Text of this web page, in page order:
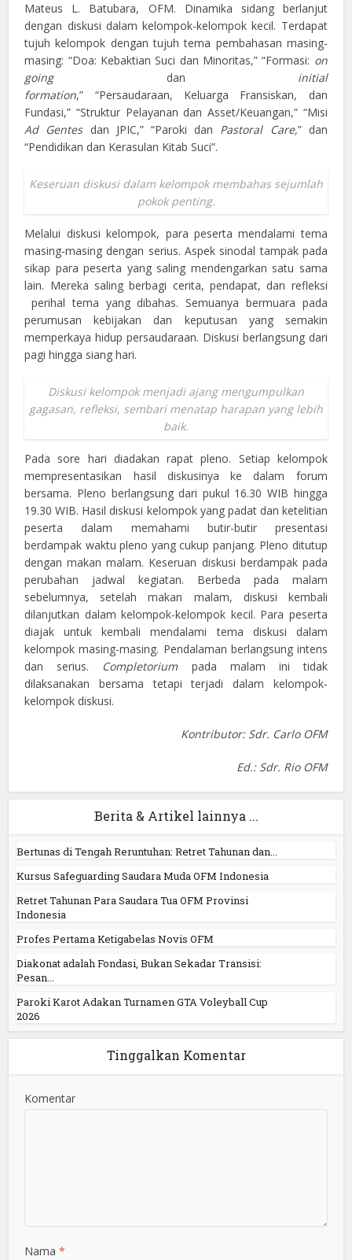
Mateus L. Batubara, OFM. Dinamika sidang berlanjut
dengan diskusi dalam kelompok-kelompok kecil. Terdapat
tujuh kelompok dengan tujuh tema pembahasan masing-
masing: “Doa: Kebaktian Suci dan Minoritas,” “Formasi: on
going dan initial
formation,” “Persaudaraan, Keluarga Fransiskan, dan
Fundasi,” “Struktur Pelayanan dan Asset/Keuangan,” “Misi
Ad Gentes dan JPIC,” “Paroki dan Pastoral Care,” dan
“Pendidikan dan Kerasulan Kitab Suci”.
Keseruan diskusi dalam kelompok membahas sejumlah
pokok penting.
Melalui diskusi kelompok, para peserta mendalami tema
masing-masing dengan serius. Aspek sinodal tampak pada
sikap para peserta yang saling mendengarkan satu sama
lain. Mereka saling berbagi cerita, pendapat, dan refleksi
perihal tema yang dibahas. Semuanya bermuara pada
perumusan kebijakan dan keputusan yang semakin
memperkaya hidup persaudaraan. Diskusi berlangsung dari
pagi hingga siang hari.
Diskusi kelompok menjadi ajang mengumpulkan
gagasan, refleksi, sembari menatap harapan yang lebih
baik.
Pada sore hari diadakan rapat pleno. Setiap kelompok
mempresentasikan hasil diskusinya ke dalam forum
bersama. Pleno berlangsung dari pukul 16.30 WIB hingga
19.30 WIB. Hasil diskusi kelompok yang padat dan ketelitian
peserta dalam memahami butir-butir presentasi
berdampak waktu pleno yang cukup panjang. Pleno ditutup
dengan makan malam. Keseruan diskusi berdampak pada
perubahan jadwal kegiatan. Berbeda pada malam
sebelumnya, setelah makan malam, diskusi kembali
dilanjutkan dalam kelompok-kelompok kecil. Para peserta
diajak untuk kembali mendalami tema diskusi dalam
kelompok masing-masing. Pendalaman berlangsung intens
dan serius. Completorium pada malam ini tidak
dilaksanakan bersama tetapi terjadi dalam kelompok-
kelompok diskusi.
Kontributor: Sdr. Carlo OFM
Ed.: Sdr. Rio OFM
Berita & Artikel lainnya ...
Bertunas di Tengah Reruntuhan: Retret Tahunan dan...
Kursus Safeguarding Saudara Muda OFM Indonesia
Retret Tahunan Para Saudara Tua OFM Provinsi
Indonesia
Profes Pertama Ketigabelas Novis OFM
Diakonat adalah Fondasi, Bukan Sekadar Transisi:
Pesan...
Paroki Karot Adakan Turnamen GTA Voleyball Cup
2026
Tinggalkan Komentar
Komentar
Nama*